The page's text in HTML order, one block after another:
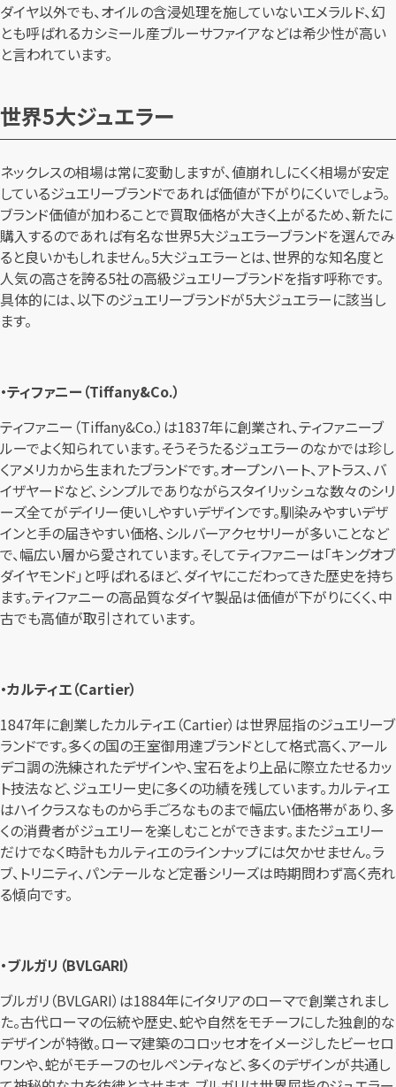
ダイヤ以外でも、オイルの含浸処理を施していないエメラルド、幻
とも呼ばれるカシミール産ブルーサファイアなどは希少性が高い
と言われています。
世界5大ジュエラー
ネックレスの相場は常に変動しますが、値崩れしにくく相場が安定
しているジュエリーブランドであれば価値が下がりにくいでしょう。
ブランド価値が加わることで買取価格が大きく上がるため、新たに
購入するのであれば有名な世界5大ジュエラーブランドを選んでみ
ると良いかもしれません。5大ジュエラーとは、世界的な知名度と
人気の高さを誇る5社の高級ジュエリーブランドを指す呼称です。
具体的には、以下のジュエリーブランドが5大ジュエラーに該当し
ます。
・ティファニー（Tiffany&Co.）
ティファニー（Tiffany&Co.）は1837年に創業され、ティファニーブ
ルーでよく知られています。そうそうたるジュエラーのなかでは珍し
くアメリカから生まれたブランドです。オープンハート、アトラス、バ
イザヤードなど、シンプルでありながらスタイリッシュな数々のシリ
ーズ全てがデイリー使いしやすいデザインです。馴染みやすいデザ
インと手の届きやすい価格、シルバーアクセサリーが多いことなど
で、幅広い層から愛されています。そしてティファニーは「キングオブ
ダイヤモンド」と呼ばれるほど、ダイヤにこだわってきた歴史を持ち
ます。ティファニーの高品質なダイヤ製品は価値が下がりにくく、中
古でも高値が取引されています。
・カルティエ（Cartier）
1847年に創業したカルティエ（Cartier）は世界屈指のジュエリーブ
ランドです。多くの国の王室御用達ブランドとして格式高く、アール
デコ調の洗練されたデザインや、宝石をより上品に際立たせるカッ
ト技法など、ジュエリー史に多くの功績を残しています。カルティエ
はハイクラスなものから手ごろなものまで幅広い価格帯があり、多
くの消費者がジュエリーを楽しむことができます。またジュエリー
だけでなく時計もカルティエのラインナップには欠かせません。ラ
ブ、トリニティ、パンテールなど定番シリーズは時期問わず高く売れ
る傾向です。
・ブルガリ（BVLGARI）
ブルガリ（BVLGARI）は1884年にイタリアのローマで創業されまし
た。古代ローマの伝統や歴史、蛇や自然をモチーフにした独創的な
デザインが特徴。ローマ建築のコロッセオをイメージしたビーセロ
ワンや、蛇がモチーフのセルペンティなど、多くのデザインが共通し